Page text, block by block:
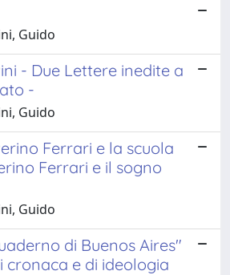
Guido
- Due Lettere inedite a
-
Guido
Ferrari e la scuola
Ferrari e il sogno
Guido
di Buenos Aires"
cronaca e di ideologia